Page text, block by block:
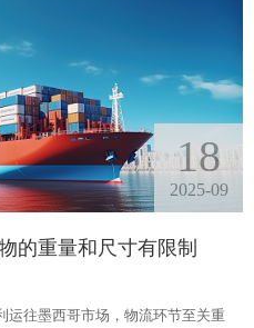
18
2025-09
的重量和尺寸有限制
运往墨西哥市场，物流环节至关重